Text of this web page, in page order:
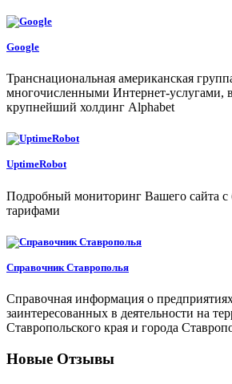
Google
Транснациональная американская
многочисленными Интернет-услугами,
крупнейший холдинг Alphabet
UptimeRobot
Подробный мониторинг Вашего сайта с
тарифами
Справочник Ставрополья
Справочная информация о
заинтересованных в деятельности на
Ставропольского края и города
Новые Отзывы